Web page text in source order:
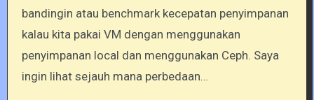
bandingin atau benchmark kecepatan penyimpanan
kalau kita pakai VM dengan menggunakan
penyimpanan local dan menggunakan Ceph. Saya
ingin lihat sejauh mana perbedaan…